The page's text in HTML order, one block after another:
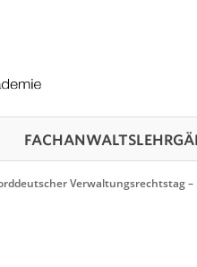
Verwaltungsrechtstag –